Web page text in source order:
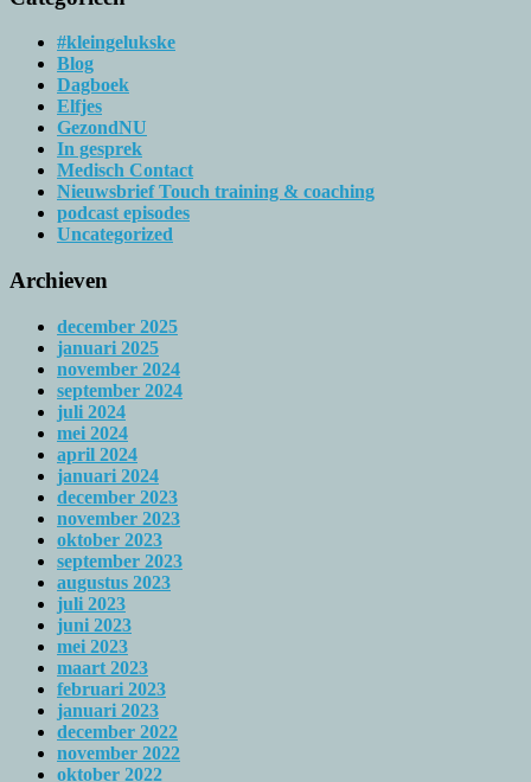
#kleingelukske
Blog
Dagboek
Elfjes
GezondNU
In gesprek
Medisch Contact
Nieuwsbrief Touch training & coaching
podcast episodes
Uncategorized
Archieven
december 2025
januari 2025
november 2024
september 2024
juli 2024
mei 2024
april 2024
januari 2024
december 2023
november 2023
oktober 2023
september 2023
augustus 2023
juli 2023
juni 2023
mei 2023
maart 2023
februari 2023
januari 2023
december 2022
november 2022
oktober 2022